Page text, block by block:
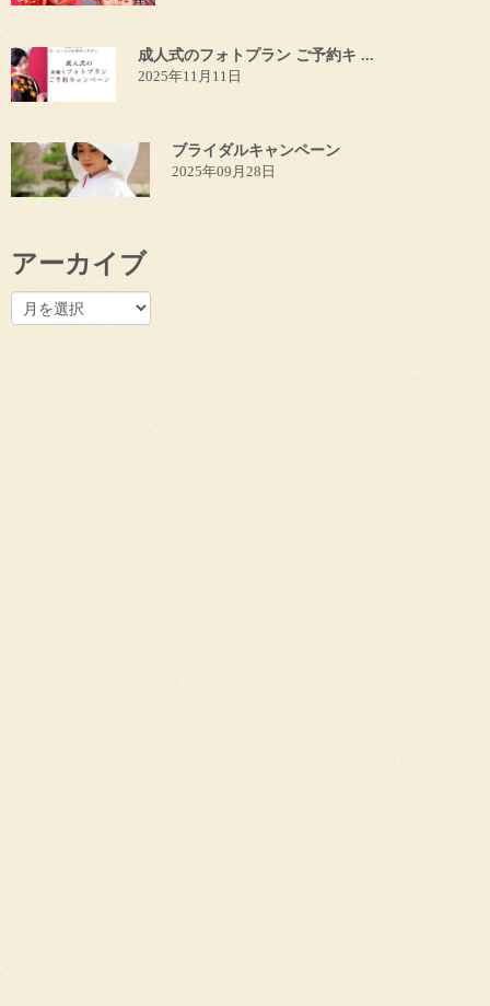
成人式のフォトプラン ご予約キ ...
2025年11月11日
ブライダルキャンペーン
2025年09月28日
アーカイブ